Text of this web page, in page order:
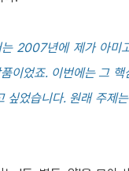
는 2007년에 제가 아
이었죠. 이번에는 그
싶었습니다. 원래 주제